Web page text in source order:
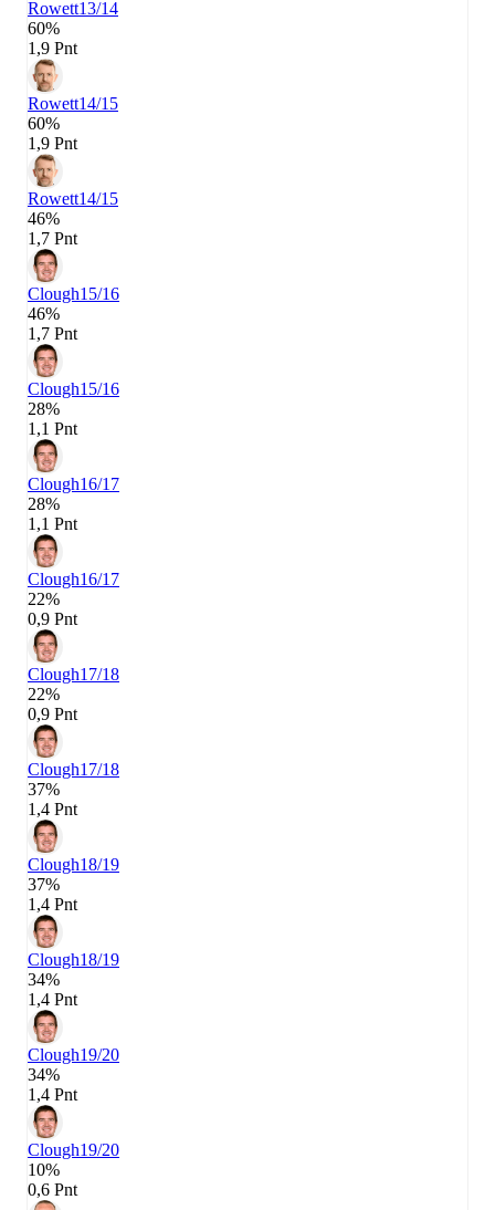
Rowett13/14
60%
1,9 Pnt
Rowett14/15
60%
1,9 Pnt
Rowett14/15
46%
1,7 Pnt
Clough15/16
46%
1,7 Pnt
Clough15/16
28%
1,1 Pnt
Clough16/17
28%
1,1 Pnt
Clough16/17
22%
0,9 Pnt
Clough17/18
22%
0,9 Pnt
Clough17/18
37%
1,4 Pnt
Clough18/19
37%
1,4 Pnt
Clough18/19
34%
1,4 Pnt
Clough19/20
34%
1,4 Pnt
Clough19/20
10%
0,6 Pnt